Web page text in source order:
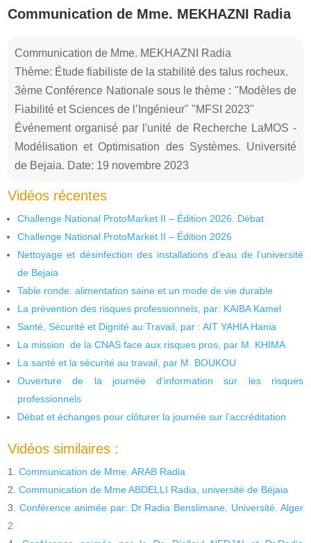
Communication de Mme. MEKHAZNI Radia
Communication de Mme. MEKHAZNI Radia
Thème: Étude fiabiliste de la stabilité des talus rocheux.
3ème Conférence Nationale sous le thème : "Modèles de
Fiabilité et Sciences de l’Ingénieur" "MFSI 2023"
Événement organisé par l'unité de Recherche LaMOS -
Modélisation et Optimisation des Systèmes. Université
de Bejaia. Date: 19 novembre 2023
Vidéos récentes
Challenge National ProtoMarket II – Édition 2026. Débat
Challenge National ProtoMarket II – Édition 2026
Nettoyage et désinfection des installations d’eau de l’université
de Bejaia
Table ronde: alimentation saine et un mode de vie durable
La prévention des risques professionnels, par: KAIBA Kamel
Santé, Sécurité et Dignité au Travail, par : AIT YAHIA Hania
La mission de la CNAS face aux risques pros, par M. KHIMA
La santé et la sécurité au travail, par M. BOUKOU
Ouverture de la journée d’information sur les risques
professionnels
Débat et échanges pour clôturer la journée sur l’accréditation
Vidéos similaires :
Communication de Mme. ARAB Radia
Communication de Mme ABDELLI Radia, université de Béjaia
Conférence animée par: Dr Radia Benslimane, Université. Alger
2